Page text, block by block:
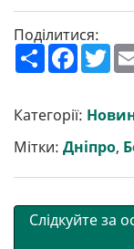
Поділитися:
П
о
р
и
т
и
F
a
b
o
o
k
T
w
t
e
r
Категорії:
Мітки: Дніпро,
Слідкуйте за